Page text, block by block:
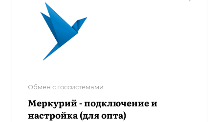
Обмен с госсистемами
Меркурий - подключение и
настройка (для опта)